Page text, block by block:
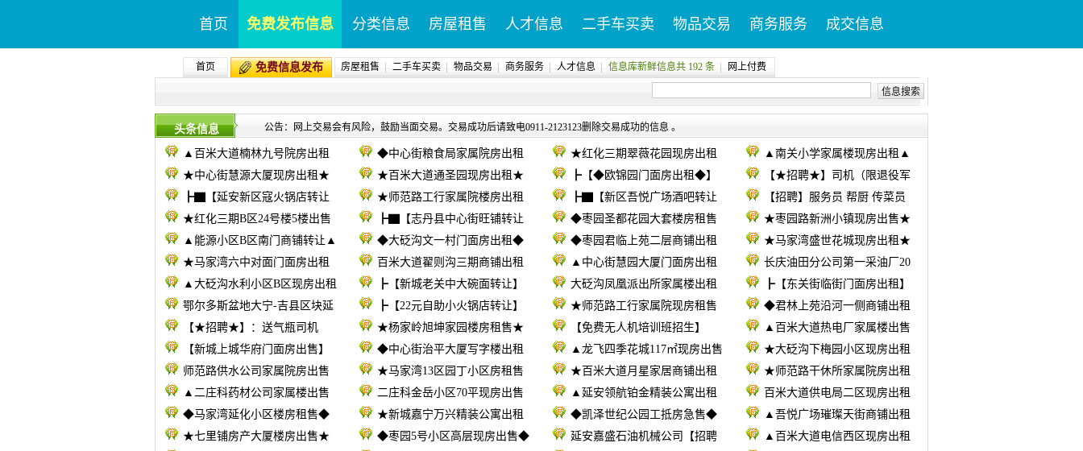
首页 免费发布信息 分类信息 房屋租售 人才信息 二手车买卖 物品交易 商务服务 成交信息
首页 免费信息发布 房屋租售 二手车买卖 物品交易 商务服务 人才信息 信息库新鲜信息共 192 条 网上付费
信息搜索
头条信息 公告：网上交易会有风险，鼓励当面交易。交易成功后请致电0911-2123123删除交易成功的信息 。
▲百米大道楠林九号院房出租 ◆中心街粮食局家属院房出租 ★红化三期翠薇花园现房出租
▲南关小学家属楼现房出租▲
★中心街慧源大厦现房出租★
★百米大道通圣园现房出租★ ┣【◆欧锦园门面房出租◆】
【★招聘★】司机（限退役军
┣▇【延安新区寇火锅店转让
★师范路工行家属院楼房出租 ┣▇【新区吾悦广场酒吧转让
【招聘】服务员 帮厨 传菜员
★红化三期B区24号楼5楼出售
┣▇【志丹县中心街旺铺转让 ◆枣园圣都花园大套楼房租售
★枣园路新洲小镇现房出售★
▲能源小区B区南门商铺转让▲
◆大砭沟文一村门面房出租◆ ◆枣园君临上苑二层商铺出租
★马家湾盛世花城现房出租★
★马家湾六中对面门面房出租
百米大道翟则沟三期商铺出租 ▲中心街慧园大厦门面房出租
长庆油田分公司第一采油厂20
▲大砭沟水利小区B区现房出租
┣【新城老关中大碗面转让】 大砭沟凤凰派出所家属楼出租
┣【东关街临街门面房出租】
鄂尔多斯盆地大宁-吉县区块延
┣【22元自助小火锅店转让】 ★师范路工行家属院现房租售
◆君林上苑沿河一侧商铺出租
【★招聘★】：送气瓶司机
★杨家岭旭坤家园楼房租售★ 【免费无人机培训班招生】
▲百米大道热电厂家属楼出售
【新城上城华府门面房出售】
◆中心街治平大厦写字楼出租 ▲龙飞四季花城117㎡现房出售
★大砭沟下梅园小区现房出租
师范路供水公司家属院房出售
★马家湾13区园丁小区房租售 ★百米大道月星家居商铺出租
★师范路干休所家属院房出租
▲二庄科药材公司家属楼出售
二庄科金岳小区70平现房出售 ▲延安领航铂金精装公寓出租
百米大道供电局二区现房出租
◆马家湾延化小区楼房租售◆
★新城嘉宁万兴精装公寓出租 ◆凯泽世纪公园工抵房急售◆
▲吾悦广场璀璨天街商铺出租
★七里铺房产大厦楼房出售★
◆枣园5号小区高层现房出售◆ 延安嘉盛石油机械公司【招聘
▲百米大道电信西区现房出租